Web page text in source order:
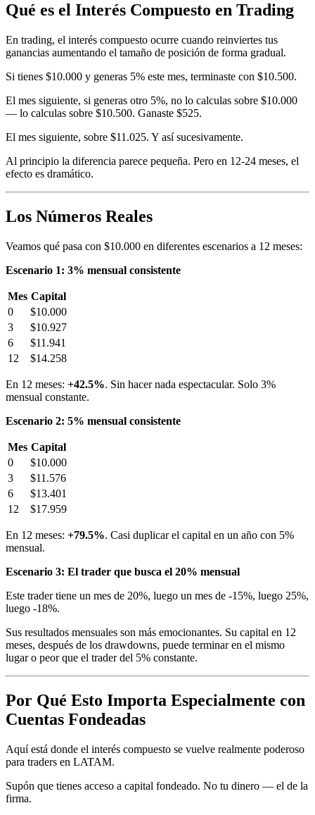
Qué es el Interés Compuesto en Trading
En trading, el interés compuesto ocurre cuando reinviertes tus
ganancias aumentando el tamaño de posición de forma gradual.
Si tienes $10.000 y generas 5% este mes, terminaste con $10.500.
El mes siguiente, si generas otro 5%, no lo calculas sobre $10.000
— lo calculas sobre $10.500. Ganaste $525.
El mes siguiente, sobre $11.025. Y así sucesivamente.
Al principio la diferencia parece pequeña. Pero en 12-24 meses, el
efecto es dramático.
Los Números Reales
Veamos qué pasa con $10.000 en diferentes escenarios a 12 meses:
Escenario 1: 3% mensual consistente
Mes Capital
0
$10.000
3
$10.927
6
$11.941
12
$14.258
En 12 meses: +42.5%. Sin hacer nada espectacular. Solo 3%
mensual constante.
Escenario 2: 5% mensual consistente
Mes Capital
0
$10.000
3
$11.576
6
$13.401
12
$17.959
En 12 meses: +79.5%. Casi duplicar el capital en un año con 5%
mensual.
Escenario 3: El trader que busca el 20% mensual
Este trader tiene un mes de 20%, luego un mes de -15%, luego 25%,
luego -18%.
Sus resultados mensuales son más emocionantes. Su capital en 12
meses, después de los drawdowns, puede terminar en el mismo
lugar o peor que el trader del 5% constante.
Por Qué Esto Importa Especialmente con
Cuentas Fondeadas
Aquí está donde el interés compuesto se vuelve realmente poderoso
para traders en LATAM.
Supón que tienes acceso a capital fondeado. No tu dinero — el de la
firma.